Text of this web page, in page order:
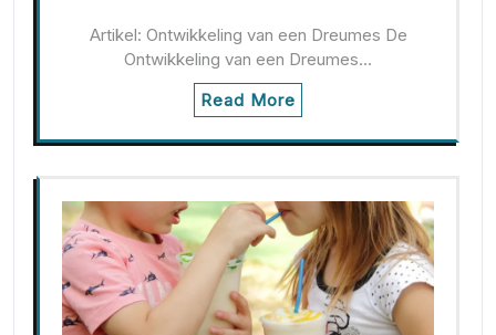
Artikel: Ontwikkeling van een Dreumes De
Ontwikkeling van een Dreumes…
Read More